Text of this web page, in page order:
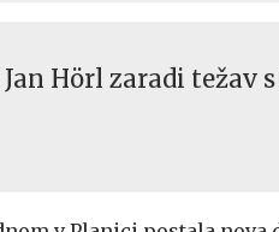
Hörl zaradi težav